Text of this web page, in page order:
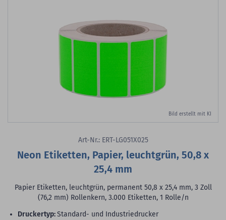
Bild erstellt mit KI
Art-Nr.: ERT-LG051X025
Neon Etiketten, Papier, leuchtgrün, 50,8 x
25,4 mm
Papier Etiketten, leuchtgrün, permanent 50,8 x 25,4 mm, 3 Zoll
(76,2 mm) Rollenkern, 3.000 Etiketten, 1 Rolle/n
Druckertyp:Standard- und Industriedrucker